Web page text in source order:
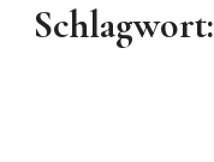
Schlagwort: